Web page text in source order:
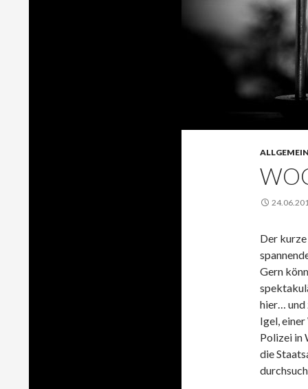
ALLGEMEIN
Der
Gern
hier… und
Igel,
Polizei in
die